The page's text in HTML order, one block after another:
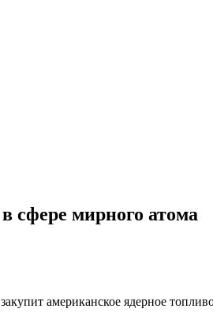
сфере мирного атома
американское ядерное